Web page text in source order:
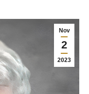
Nov
2
2023